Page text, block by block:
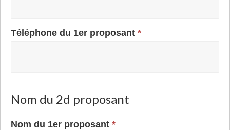
Téléphone du 1er proposant *
Nom du 2d proposant
Nom du 1er proposant *